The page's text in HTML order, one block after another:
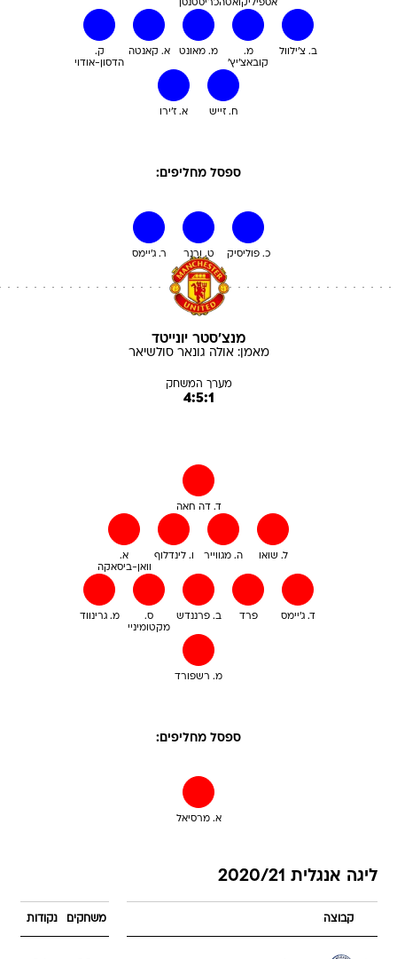
כריסטנסןאספיליקואטה
ק.
הדסון-אודוי
א. קאנטה מ. מאונט
מ.
קובאצ'יץ'
ב. צ'ילוול
א. ז'ירו ח. זייש
ספסל מחליפים:
ר. ג'יימס ט. ורנר כ. פוליסיק
מנצ'סטר יונייטד
מאמן:אולה גונאר סולשיאר
מערך המשחק
4:5:1
ד. דה חאה
א.
וואן-ביסאקה
ו. לינדלוף ה. מגווייר ל. שואו
מ. גרינווד
ס.
מקטומיניי
ב. פרננדש פרד ד. ג'יימס
מ. רשפורד
ספסל מחליפים:
א. מרסיאל
ליגה אנגלית 2020/21
קבוצה משחקים נקודות